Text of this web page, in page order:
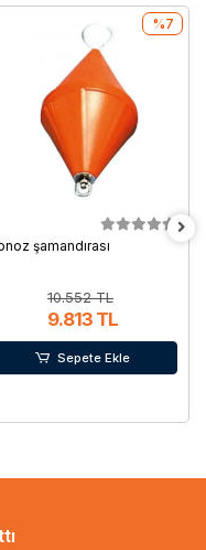
şamandırası
10.552 TL
9.813 TL
%7
Sepete Ekle